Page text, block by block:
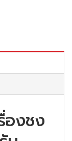
องชง